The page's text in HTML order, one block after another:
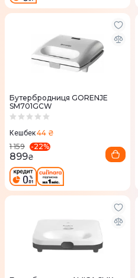
Бутербродниця GORENJE
SM701GCW
Кешбек44 ₴
1 159
-22%
899₴